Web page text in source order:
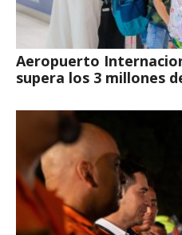
Aeropuerto
supera los 3 millones